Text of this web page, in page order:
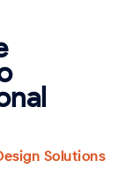
Solutions